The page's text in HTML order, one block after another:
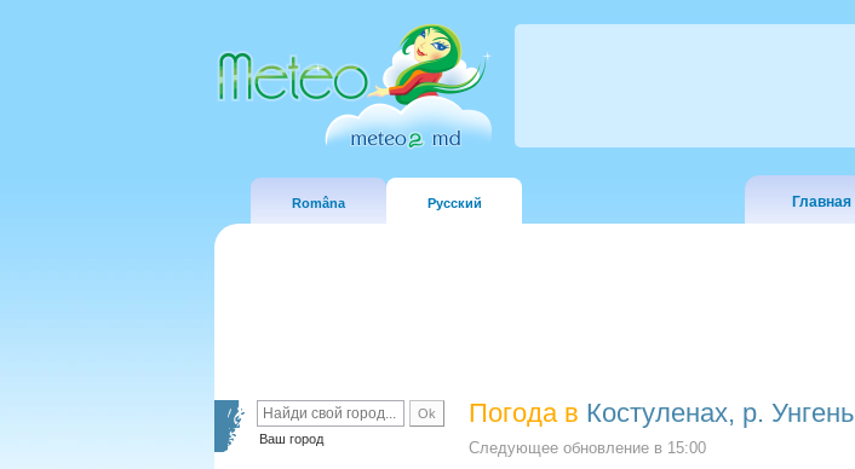
Româna Русский Главная
Ваш город
Погода в Костуленах, р. Унгень
Следующее обновление в 15:00